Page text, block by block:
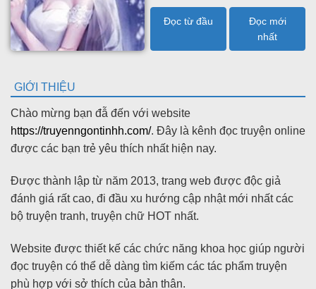
Đọc từ đầu
Đọc mới
nhất
GIỚI THIỆU
Chào mừng bạn đẫ đến với website
https://truyenngontinhh.com/. Đây là kênh đọc truyện online
được các bạn trẻ yêu thích nhất hiện nay.
Được thành lập từ năm 2013, trang web được độc giả
đánh giá rất cao, đi đầu xu hướng cập nhật mới nhất các
bộ truyện tranh, truyện chữ HOT nhất.
Website được thiết kế các chức năng khoa học giúp người
đọc truyện có thể dễ dàng tìm kiếm các tác phẩm truyện
phù hợp với sở thích của bản thân.